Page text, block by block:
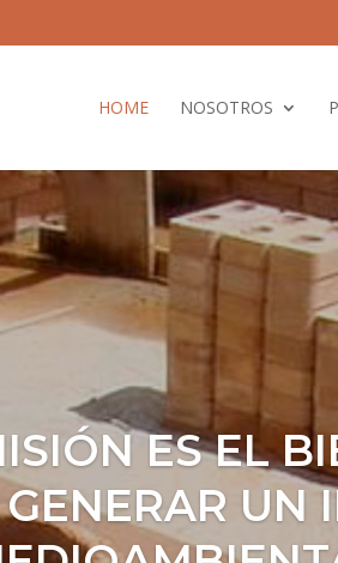
HOME NOSOTROS
ES EL
UN